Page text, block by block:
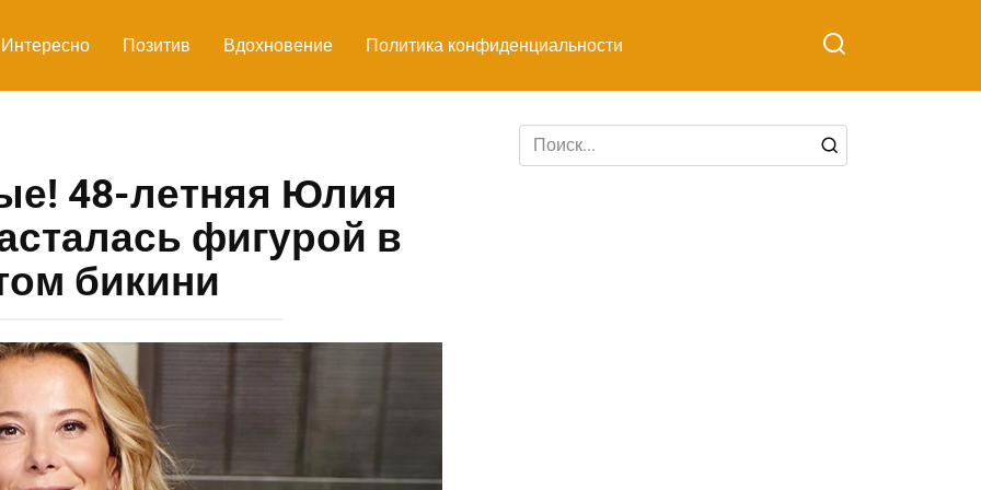
Интересно Позитив Вдохновение Политика конфиденциальности
48-летняя Юлия
фигурой в
бикини
Search
for: